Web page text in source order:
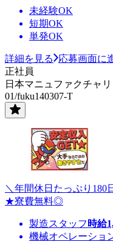
未経験OK
短期OK
単発OK
詳細を見る
応募画面に
正社員
日本マニュファクチャ
01/fuku140307-T
＼年間休日たっぷり180
★寮費無料◎
製造スタッフ 時給
機械オペレーショ